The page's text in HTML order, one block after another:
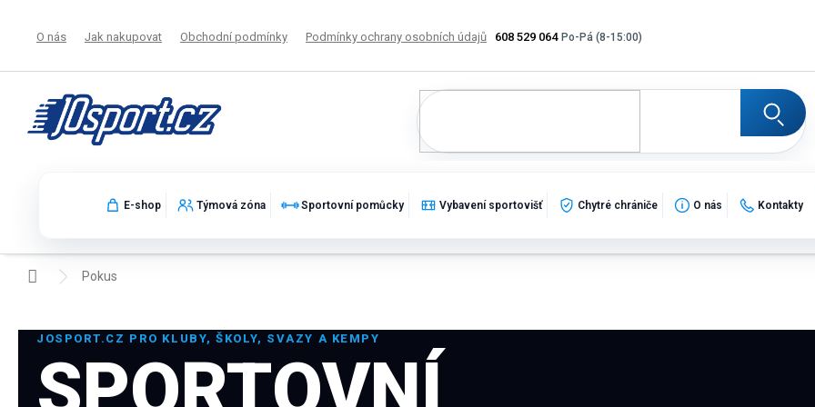
608 529 064
O nás Jak nakupovat Obchodní podmínky Podmínky ochrany osobních údajů Výměna, vrácení a reklamace zboží
E-shop Týmová zóna Sportovní pomůcky Vybavení sportovišť Chytré chrániče O nás Kontakty
Domů Pokus
JOSPORT.CZ PRO KLUBY, ŠKOLY, SVAZY A KEMPY